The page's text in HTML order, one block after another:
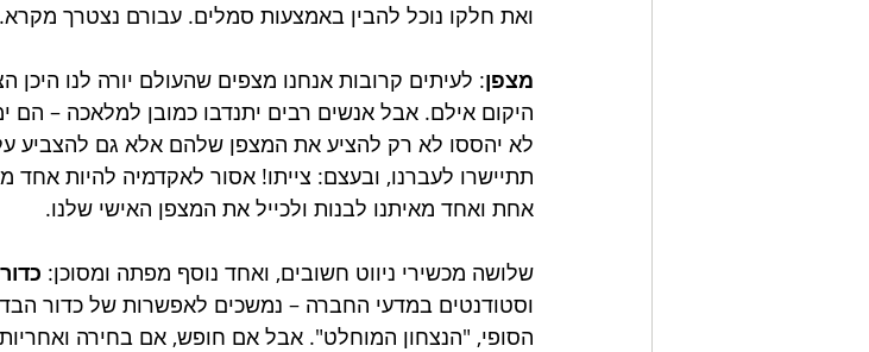
ואת חלקו נוכל להבין באמצעות סמלים. עבורם נצטרך
מצפן: לעיתים קרובות אנחנו מצפים שהעולם יורה לנו היכן
היקום אילם. אבל אנשים רבים יתנדבו כמובן למלאכה – הם
לא יהססו לא רק להציע את המצפן שלהם אלא גם להצביע
תתיישרו לעברנו, ובעצם: צייתו! אסור לאקדמיה להיות אחד
אחת ואחד מאיתנו לבנות ולכייל את המצפן האישי שלנו.
שלושה מכשירי ניווט חשובים, ואחד נוסף מפתה ומסוכן:
וסטודנטים במדעי החברה – נמשכים לאפשרות של כדור
הסופי, "הנצחון המוחלט". אבל אם חופש, אם בחירה ואחריות,